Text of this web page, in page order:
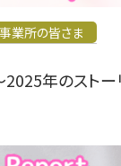
事業所の皆さま
2025年のスト